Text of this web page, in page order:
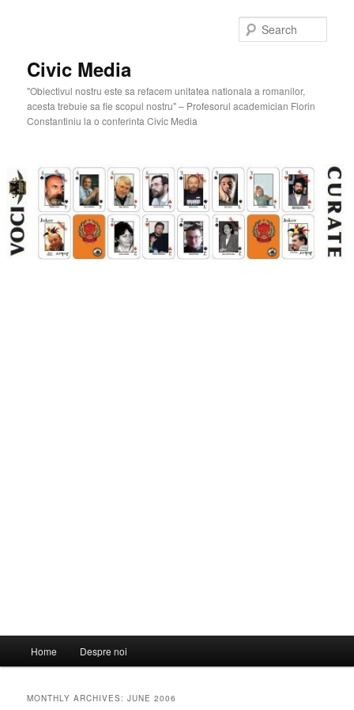
Civic Media
"Obiectivul nostru este sa refacem unitatea nationala a romanilor,
acesta trebuie sa fie scopul nostru" – Profesorul academician Florin
Constantiniu la o conferinta Civic Media
Home Despre noi
MONTHLY ARCHIVES:JUNE 2006